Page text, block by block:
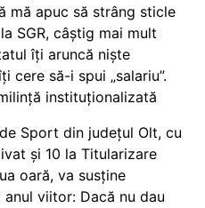
mă apuc să strâng sticle
SGR, câștig mai mult
îți aruncă niște
cere să-i spui „salariu”.
instituționalizată
Sport din județul Olt, cu
și 10 la Titularizare
oară, va susține
anul viitor: Dacă nu dau